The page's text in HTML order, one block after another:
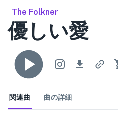
The Folkner
優しい愛
関連曲 曲の詳細